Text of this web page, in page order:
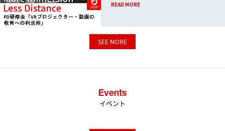
READ MORE
SEE MORE
Events
イベント